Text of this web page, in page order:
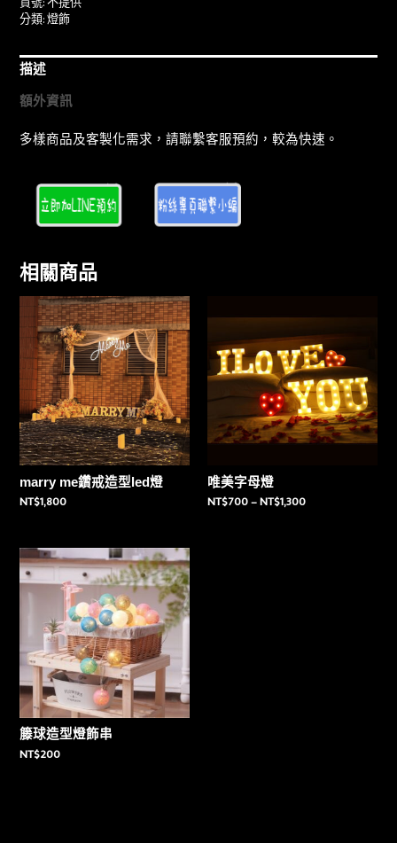
分類:燈飾
描述
額外資訊
多樣商品及客製化需求，請聯繫客服預約，較為快速。
相關商品
marry me鑽戒造型led燈
NT$1,800
唯美字母燈
NT$700–NT$1,300
籐球造型燈飾串
NT$200